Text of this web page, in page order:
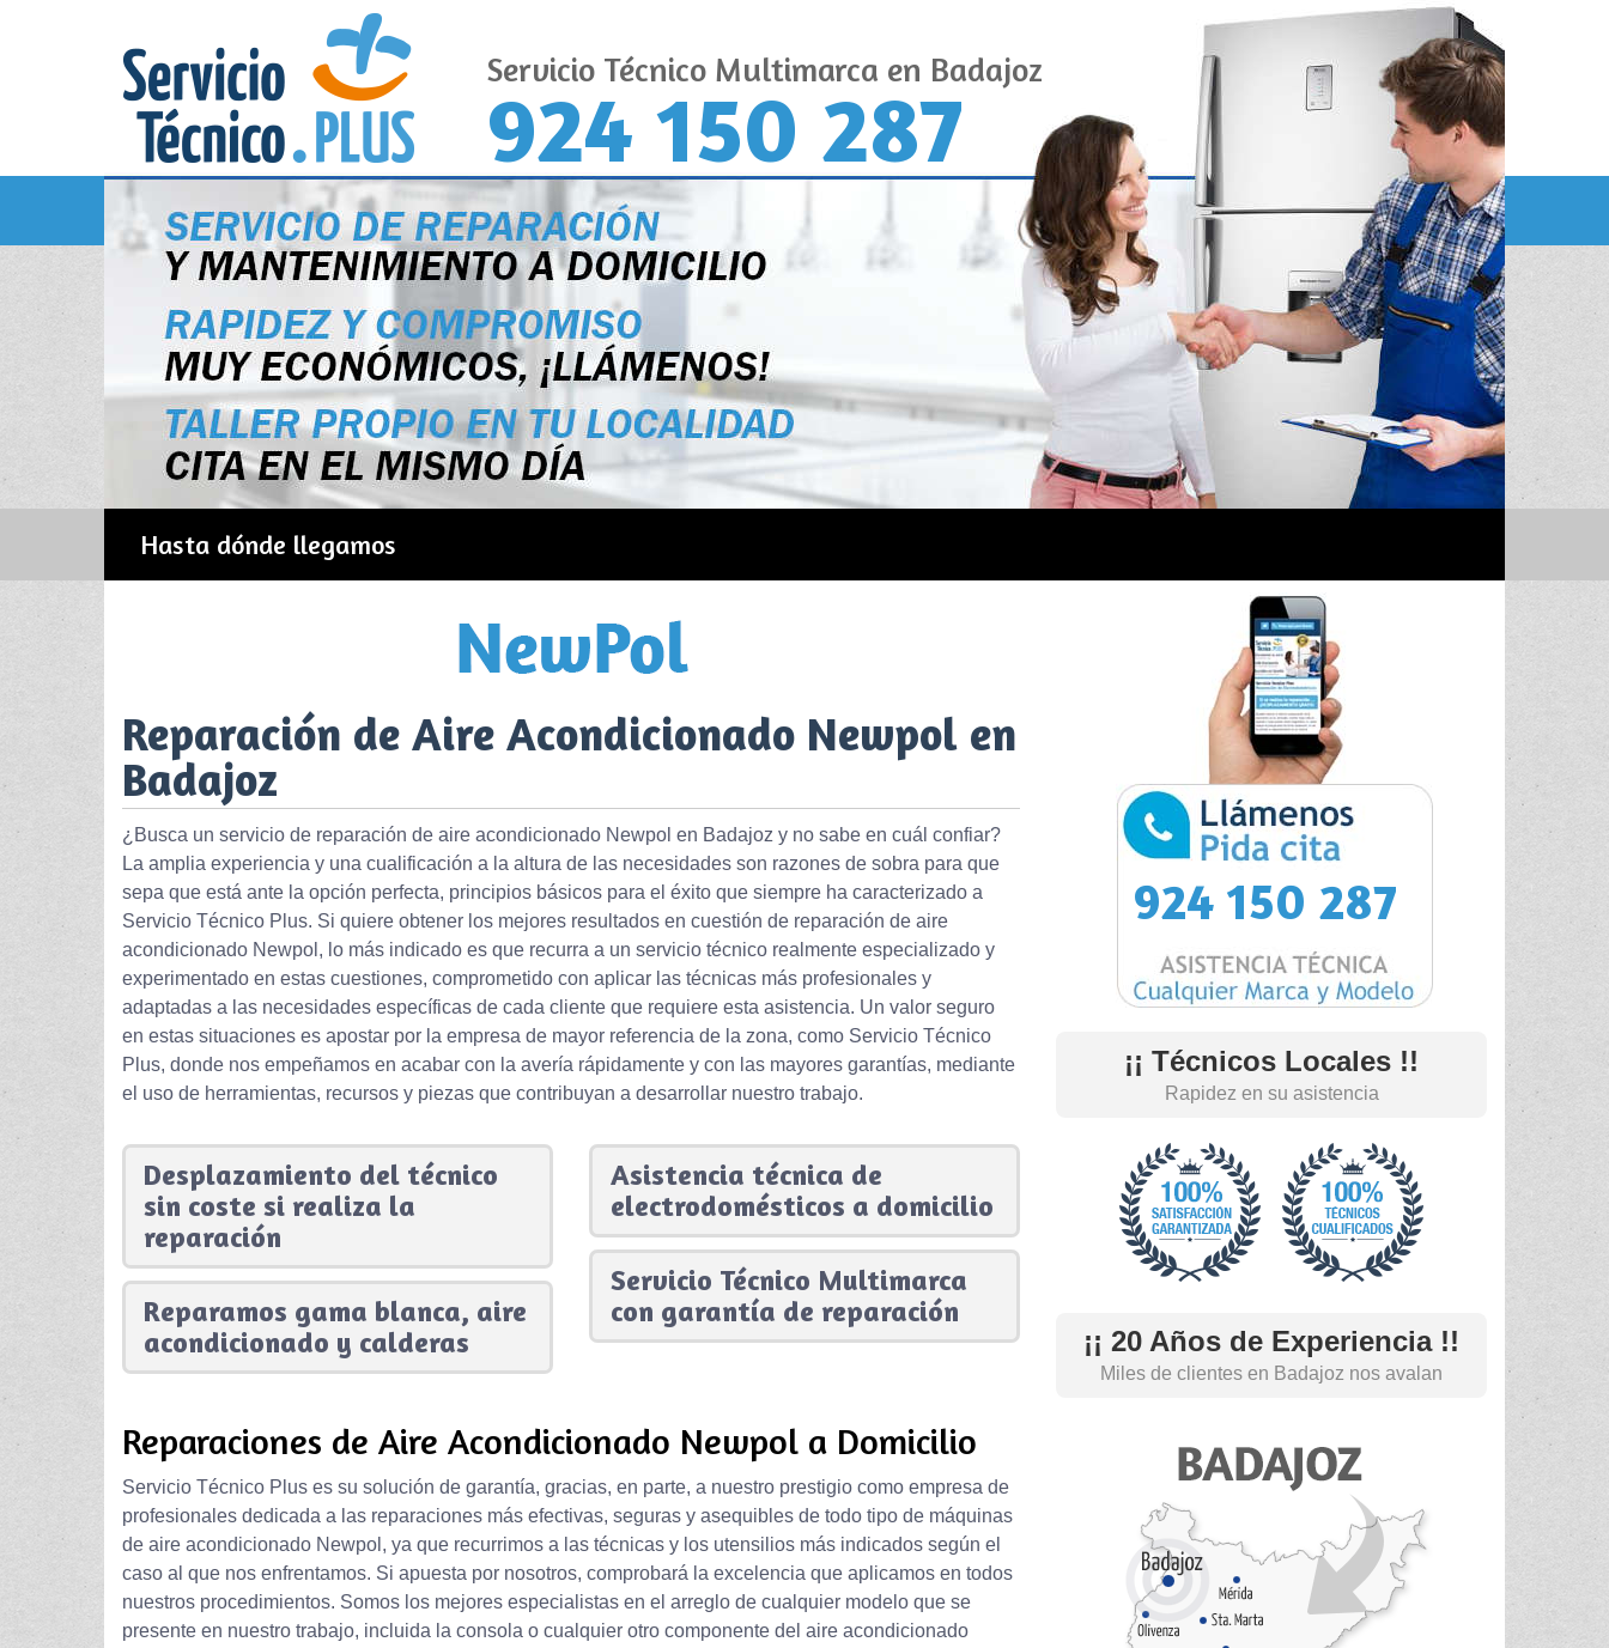
Servicio Técnico Multimarca en Badajoz
924 150 287
Hasta dónde llegamos
Reparación de Aire Acondicionado Newpol en
Badajoz
¿Busca un servicio de reparación de aire acondicionado Newpol en Badajoz y no sabe en cuál confiar?
La amplia experiencia y una cualificación a la altura de las necesidades son razones de sobra para que
sepa que está ante la opción perfecta, principios básicos para el éxito que siempre ha caracterizado a
Servicio Técnico Plus. Si quiere obtener los mejores resultados en cuestión de reparación de aire
acondicionado Newpol, lo más indicado es que recurra a un servicio técnico realmente especializado y
experimentado en estas cuestiones, comprometido con aplicar las técnicas más profesionales y
adaptadas a las necesidades específicas de cada cliente que requiere esta asistencia. Un valor seguro
en estas situaciones es apostar por la empresa de mayor referencia de la zona, como Servicio Técnico
Plus, donde nos empeñamos en acabar con la avería rápidamente y con las mayores garantías, mediante
el uso de herramientas, recursos y piezas que contribuyan a desarrollar nuestro trabajo.
Desplazamiento del técnico
sin coste si realiza la
reparación
Reparamos gama blanca, aire
acondicionado y calderas
Asistencia técnica de
electrodomésticos a domicilio
Servicio Técnico Multimarca
con garantía de reparación
Reparaciones de Aire Acondicionado Newpol a Domicilio
Servicio Técnico Plus es su solución de garantía, gracias, en parte, a nuestro prestigio como empresa de
profesionales dedicada a las reparaciones más efectivas, seguras y asequibles de todo tipo de máquinas
de aire acondicionado Newpol, ya que recurrimos a las técnicas y los utensilios más indicados según el
caso al que nos enfrentamos. Si apuesta por nosotros, comprobará la excelencia que aplicamos en todos
nuestros procedimientos. Somos los mejores especialistas en el arreglo de cualquier modelo que se
presente en nuestro trabajo, incluida la consola o cualquier otro componente del aire acondicionado
924 150 287
¡¡ Técnicos Locales !!
Rapidez en su asistencia
¡¡ 20 Años de Experiencia !!
Miles de clientes en Badajoz nos avalan